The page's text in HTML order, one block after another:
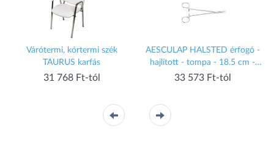
Várótermi, kórtermi szék
TAURUS karfás
31 768 Ft-tól
AESCULAP HALSTED érfogó -
hajlított - tompa - 18.5 cm -
BH203R
33 573 Ft-tól